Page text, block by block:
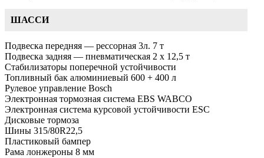
ШАССИ
Подвеска передняя — рессорная 3л. 7 т
Подвеска задняя — пневматическая 2 x 12,5 т
Стабилизаторы поперечной устойчивости
Топливный бак алюминиевый 600 + 400 л
Рулевое управление Bosch
Электронная тормозная система EBS WABCO
Электронная система курсовой устойчивости ESC
Дисковые тормоза
Шины 315/80R22,5
Пластиковый бампер
Рама лонжероны 8 мм